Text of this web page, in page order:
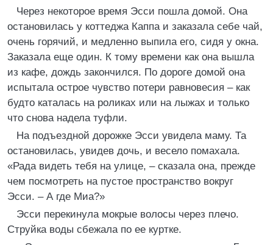
Через некоторое время Эсси пошла домой. Она
остановилась у коттеджа Каппа и заказала себе чай,
очень горячий, и медленно выпила его, сидя у окна.
Заказала еще один. К тому времени как она вышла
из кафе, дождь закончился. По дороге домой она
испытала острое чувство потери равновесия – как
будто каталась на роликах или на лыжах и только
что снова надела туфли.
На подъездной дорожке Эсси увидела маму. Та
остановилась, увидев дочь, и весело помахала.
«Рада видеть тебя на улице, – сказала она, прежде
чем посмотреть на пустое пространство вокруг
Эсси. – А где Миа?»
Эсси перекинула мокрые волосы через плечо.
Струйка воды сбежала по ее куртке.